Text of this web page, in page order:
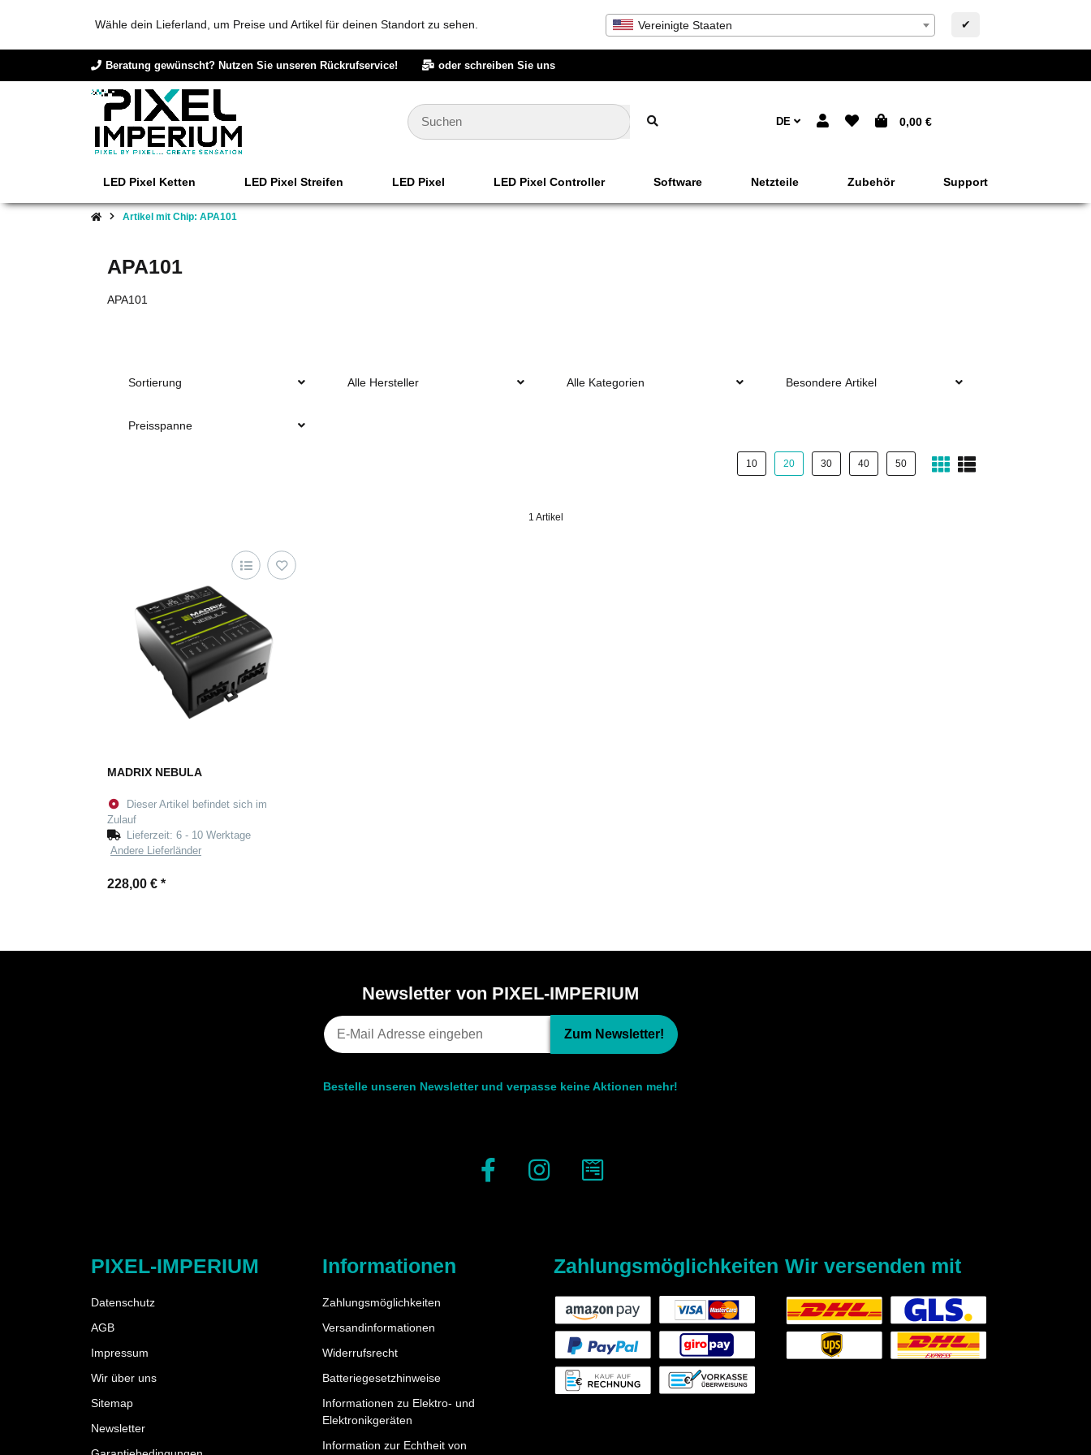
Wähle dein Lieferland, um Preise und Artikel für deinen Standort zu sehen. Vereinigte Staaten ✔
Beratung gewünscht? Nutzen Sie unseren Rückrufservice! oder schreiben Sie uns
DE 0,00 €
LED Pixel Ketten LED Pixel Streifen LED Pixel LED Pixel Controller Software Netzteile Zubehör Support
Artikel mit Chip: APA101
APA101
APA101
Sortierung Alle Hersteller Alle Kategorien Besondere Artikel
Preisspanne
10 20 30 40 50
1 Artikel
MADRIX NEBULA
Dieser Artikel befindet sich im
Zulauf
Lieferzeit:6 - 10 Werktage
Andere Lieferländer
228,00 € *
Newsletter von PIXEL-IMPERIUM
Zum Newsletter!
Bestelle unseren Newsletter und verpasse keine Aktionen mehr!
PIXEL-IMPERIUM
Datenschutz
AGB
Impressum
Wir über uns
Sitemap
Newsletter
Informationen
Zahlungsmöglichkeiten
Versandinformationen
Widerrufsrecht
Batteriegesetzhinweise
Informationen zu Elektro- und
Elektronikgeräten
Information zur Echtheit von
Zahlungsmöglichkeiten Wir versenden mit